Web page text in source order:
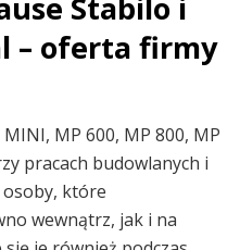
– oferta firmy
MP 600, MP 800, MP
pracach budowlanych i
osoby, które
wewnątrz, jak i na